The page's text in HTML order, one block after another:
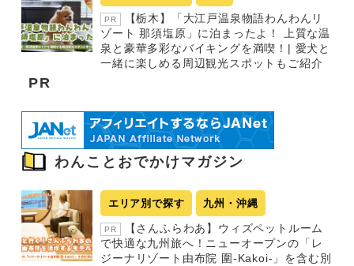
PR
【栃木】「大江戸温泉物語わんわんリ
ゾート 那須塩原」に泊まったよ！ 上質な温
泉と豪華多彩なバイキングを満喫！| 愛犬と
一緒に楽しめる周辺観光スポットもご紹介
PR
わんことおでかけマガジン
エリア別で探す 九州・沖縄
PR
【さんふらわあ】ウィズペットルーム
で快適な九州旅へ！ニューオープンの「レ
ジーナリゾート由布院 圍-Kakoi-」を含む別